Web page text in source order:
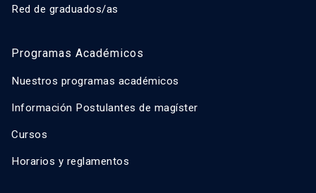
Red de graduados/as
Programas Académicos
Nuestros programas académicos
Información Postulantes de magíster
Cursos
Horarios y reglamentos